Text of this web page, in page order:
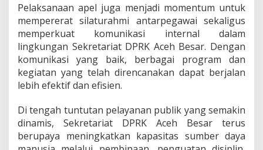
Pelaksanaan apel juga menjadi momentum untuk
mempererat silaturahmi antarpegawai sekaligus
memperkuat komunikasi internal dalam
lingkungan Sekretariat DPRK Aceh Besar. Dengan
komunikasi yang baik, berbagai program dan
kegiatan yang telah direncanakan dapat berjalan
lebih efektif dan efisien.
Di tengah tuntutan pelayanan publik yang semakin
dinamis, Sekretariat DPRK Aceh Besar terus
berupaya meningkatkan kapasitas sumber daya